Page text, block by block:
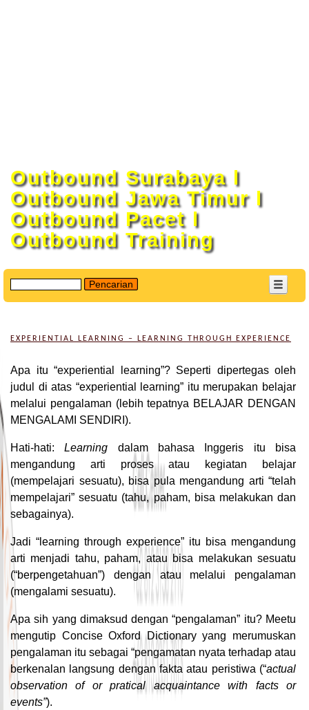
Outbound Surabaya l
Outbound Jawa Timur l
Outbound Pacet l
Outbound Training
EXPERIENTIAL LEARNING – LEARNING THROUGH EXPERIENCE
Apa itu “experiential learning”? Seperti dipertegas oleh
judul di atas “experiential learning” itu merupakan belajar
melalui pengalaman (lebih tepatnya BELAJAR DENGAN
MENGALAMI SENDIRI).
Hati-hati:Learning dalam bahasa Inggeris itu bisa
mengandung arti proses atau kegiatan belajar
(mempelajari sesuatu), bisa pula mengandung arti “telah
mempelajari” sesuatu (tahu, paham, bisa melakukan dan
sebagainya).
Jadi “learning through experience” itu bisa mengandung
arti menjadi tahu, paham, atau bisa melakukan sesuatu
(“berpengetahuan”) dengan atau melalui pengalaman
(mengalami sesuatu).
Apa sih yang dimaksud dengan “pengalaman” itu? Meetu
mengutip Concise Oxford Dictionary yang merumuskan
pengalaman itu sebagai “pengamatan nyata terhadap atau
berkenalan langsung dengan fakta atau peristiwa (“actual
observation of or pratical acquaintance with facts or
events”).